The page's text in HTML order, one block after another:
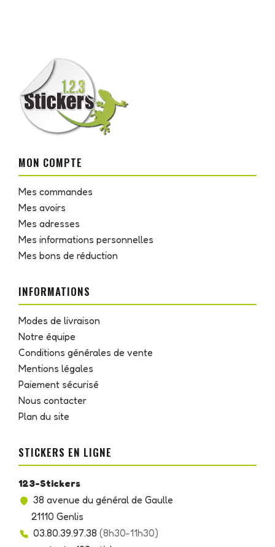
MON COMPTE
Mes commandes
Mes avoirs
Mes adresses
Mes informations personnelles
Mes bons de réduction
INFORMATIONS
Modes de livraison
Notre équipe
Conditions générales de vente
Mentions légales
Paiement sécurisé
Nous contacter
Plan du site
STICKERS EN LIGNE
123-Stickers
38 avenue du général de Gaulle
21110 Genlis
03.80.39.97.38 (8h30-11h30)